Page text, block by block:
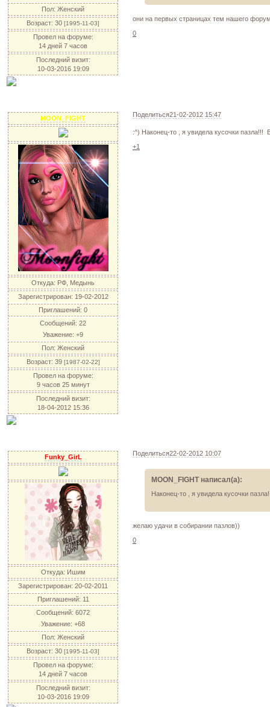
Пол: Женский
Возраст: 30 [1995-11-03]
Провел на форуме:
14 дней 7 часов
Последний визит:
10-03-2016 19:09
они на первых страницах тем нашего
0
Поделиться21-02-2012 15:47
MOON_FIGHT
Откуда: РФ, Медынь
Зарегистрирован: 19-02-2012
Приглашений: 0
Сообщений: 22
Уважение: +9
Пол: Женский
Возраст: 39 [1987-02-22]
Провел на форуме:
9 часов 25 минут
Последний визит:
18-04-2012 15:36
:^) Наконец-то , я увидела кусочки
+1
Поделиться22-02-2012 10:07
Funky_GirL
Откуда: Ишим
Зарегистрирован: 20-02-2011
Приглашений: 11
Сообщений: 6072
Уважение: +68
Пол: Женский
Возраст: 30 [1995-11-03]
Провел на форуме:
14 дней 7 часов
Последний визит:
10-03-2016 19:09
MOON_FIGHT написал(а):
Наконец-то , я увидела кусочки
желаю удачи в собирании пазлов))
0